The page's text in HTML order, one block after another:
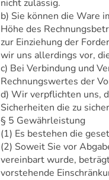
nicht zulässig.
b) Sie können die Ware
Höhe des
zur Einziehung der
wir uns allerdings vor,
c) Bei Verbindung und
Rechnungswertes der
d) Wir verpflichten uns,
Sicherheiten die zu
§ 5 Gewährleistung
(1) Es bestehen die
(2) Soweit Sie vor
vereinbart wurde,
vorstehende